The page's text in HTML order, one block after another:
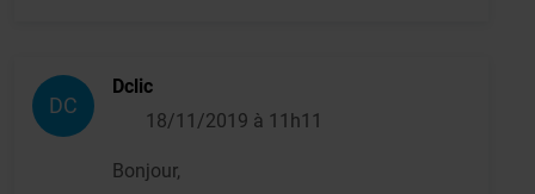
DC
Dclic
18/11/2019 à 11h11
Bonjour,